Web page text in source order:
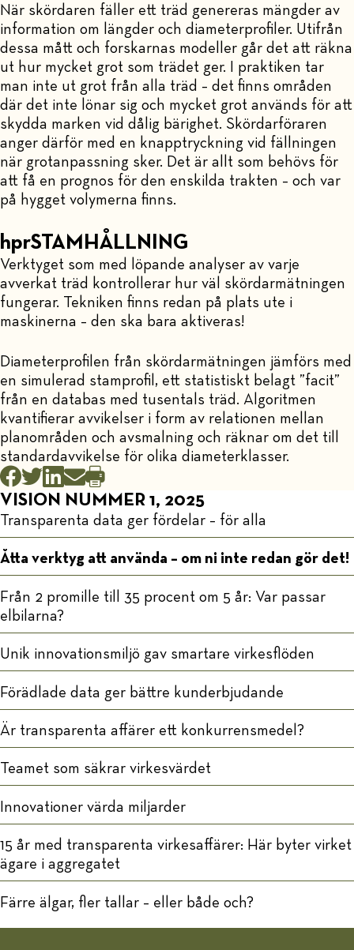
När skördaren fäller ett träd genereras mängder av
information om längder och diameterprofiler. Utifrån
dessa mått och forskarnas modeller går det att räkna
ut hur mycket grot som trädet ger. I praktiken tar
man inte ut grot från alla träd – det finns områden
där det inte lönar sig och mycket grot används för att
skydda marken vid dålig bärighet. Skördarföraren
anger därför med en knapptryckning vid fällningen
när grotanpassning sker. Det är allt som behövs för
att få en prognos för den enskilda trakten – och var
på hygget volymerna finns.
hprSTAMHÅLLNING
Verktyget som med löpande analyser av varje
avverkat träd kontrollerar hur väl skördarmätningen
fungerar. Tekniken finns redan på plats ute i
maskinerna – den ska bara aktiveras!
Diameterprofilen från skördarmätningen jämförs med
en simulerad stamprofil, ett statistiskt belagt ”facit”
från en databas med tusentals träd. Algoritmen
kvantifierar avvikelser i form av relationen mellan
planområden och avsmalning och räknar om det till
standardavvikelse för olika diameterklasser.
VISION NUMMER 1, 2025
Transparenta data ger fördelar – för alla
Åtta verktyg att använda – om ni inte redan gör det!
Från 2 promille till 35 procent om 5 år: Var passar
elbilarna?
Unik innovationsmiljö gav smartare virkesflöden
Förädlade data ger bättre kunderbjudande
Är transparenta affärer ett konkurrensmedel?
Teamet som säkrar virkesvärdet
Innovationer värda miljarder
15 år med transparenta virkesaffärer: Här byter virket
ägare i aggregatet
Färre älgar, fler tallar – eller både och?